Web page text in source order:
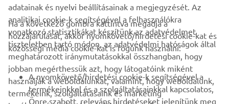
VÁLLALATI
B2B
TÖBB YAMAHA
adatainak és nyelvi beállításainak a megjegyzését. Az
analitikai cookie-k segítségével a felhasználókra
vonatkozó statisztikákat készítünk az adatvédelmet
tiszteletben tartó módon, az adatvédelmi hatóságok által
meghatározott iránymutatásokkal összhangban, hogy
jobban megérthessük azt, hogy látogatóink miként
használják a weboldalunkat, valamint, hogy weboldalunk,
termékeink, szolgáltatásaink és marketing
Ha a következő gombra kattintva megadja a
hozzájárulását, akkor nyomkövető/hirdetési cookie-kat és
közösségi média cookie-kat is fogunk használni:
A nyomkövető/hirdetési cookie-k segítségével a
termékeinkkel és a szolgáltatásainkkal kapcsolatos,
Önre szabott, releváns hirdetéseket jelenítünk meg